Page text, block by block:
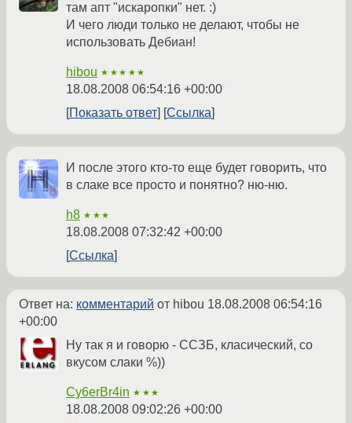
там апт "искаропки" нет. :)
И чего люди только не делают, чтобы не
использовать Дебиан!
hibou ★★★★★
18.08.2008 06:54:16 +00:00
Показать ответ
Ссылка
И после этого кто-то еще будет говорить, что
в слаке все просто и понятно? ню-ню.
h8 ★★★
18.08.2008 07:32:42 +00:00
Ссылка
Ответ на: комментарий от hibou 18.08.2008 06:54:16
+00:00
Ну так я и говорю - ССЗБ, класический, со
вкусом слаки %))
Cy6erBr4in ★★★
18.08.2008 09:02:26 +00:00